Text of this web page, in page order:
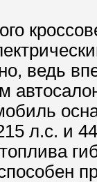
ведь
л.с. и